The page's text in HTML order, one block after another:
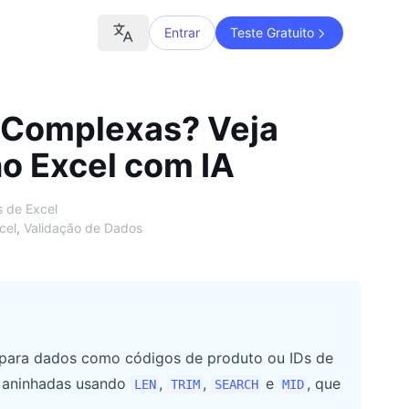
Entrar Teste Gratuito
Veja
Excel com IA
de Excel
, Validação de Dados
dados como códigos de produto ou IDs de
usando
LEN , TRIM , SEARCH e MID , que